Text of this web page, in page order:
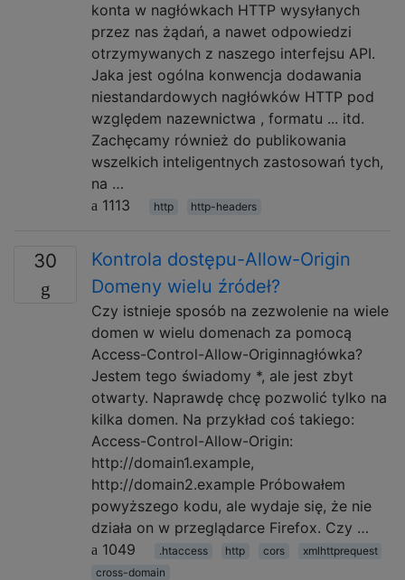
konta w nagłówkach HTTP wysyłanych
przez nas żądań, a nawet odpowiedzi
otrzymywanych z naszego interfejsu API.
Jaka jest ogólna konwencja dodawania
niestandardowych nagłówków HTTP pod
względem nazewnictwa , formatu ... itd.
Zachęcamy również do publikowania
wszelkich inteligentnych zastosowań tych,
na …
1113
http http-headers
30
Kontrola dostępu-Allow-Origin
Domeny wielu źródeł?
Czy istnieje sposób na zezwolenie na wiele
domen w wielu domenach za pomocą
Access-Control-Allow-Originnagłówka?
Jestem tego świadomy *, ale jest zbyt
otwarty. Naprawdę chcę pozwolić tylko na
kilka domen. Na przykład coś takiego:
Access-Control-Allow-Origin:
http://domain1.example,
http://domain2.example Próbowałem
powyższego kodu, ale wydaje się, że nie
działa on w przeglądarce Firefox. Czy …
1049
.htaccess http cors
xmlhttprequest
cross-domain